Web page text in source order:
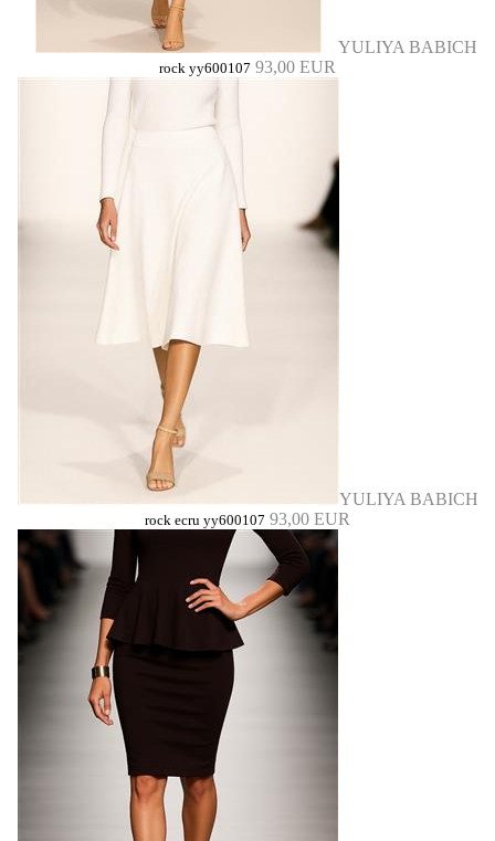
YULIYA BABICH
rock yy600107 93,00 EUR
YULIYA BABICH
rock ecru yy600107 93,00 EUR